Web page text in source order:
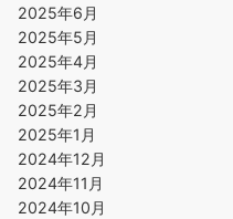
2025年6月
2025年5月
2025年4月
2025年3月
2025年2月
2025年1月
2024年12月
2024年11月
2024年10月